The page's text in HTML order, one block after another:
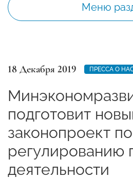
Меню
18 Декабря 2019 ПРЕССА О
подготовит
законопроект по
регулированию
деятельности